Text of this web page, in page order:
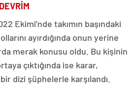
Ekimi’nde takımın başındaki
ayırdığında onun yerine
merak konusu oldu. Bu kişinin
çıktığında ise karar,
dizi şüphelerle karşılandı.